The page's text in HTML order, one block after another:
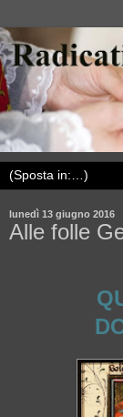
lunedì 13 giugno 2016
Alle folle